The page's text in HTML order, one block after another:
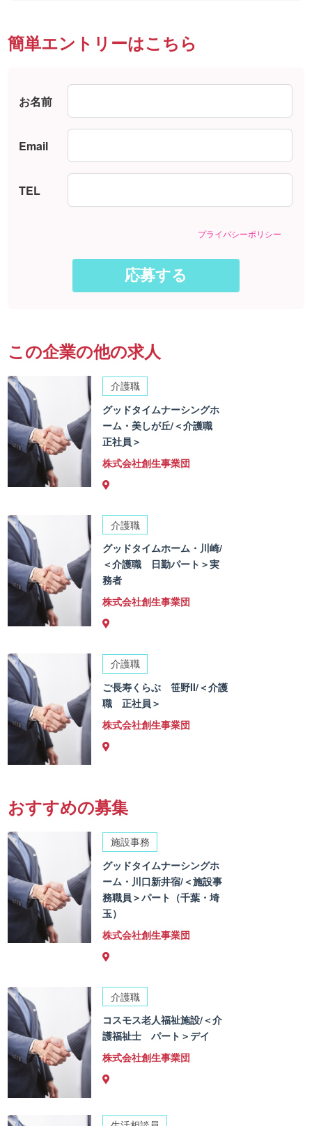
簡単エントリーはこちら
お名前
Email
TEL
プライバシーポリシー
この企業の他の求人
介護職
グッドタイムナーシングホ
ーム・美しが丘/＜介護職
正社員＞
株式会社創生事業団
介護職
グッドタイムホーム・川崎/
＜介護職 日勤パート＞実
務者
株式会社創生事業団
介護職
ご長寿くらぶ 笹野II/＜介護
職 正社員＞
株式会社創生事業団
おすすめの募集
施設事務
グッドタイムナーシングホ
ーム・川口新井宿/＜施設事
務職員＞パート（千葉・埼
玉）
株式会社創生事業団
介護職
コスモス老人福祉施設/＜介
護福祉士 パート＞デイ
株式会社創生事業団